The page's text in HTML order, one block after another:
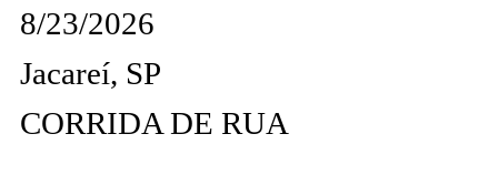
8/23/2026
Jacareí, SP
CORRIDA DE RUA